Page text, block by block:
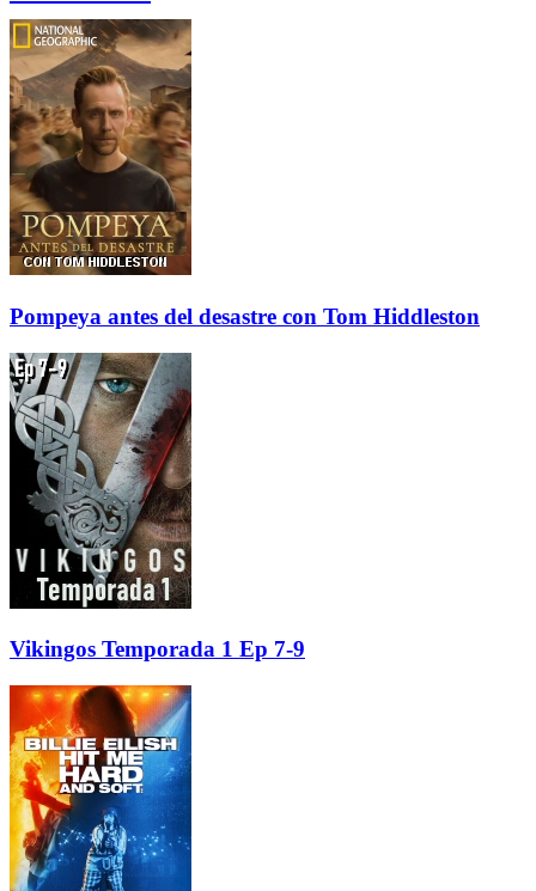
Pompeya antes del desastre con Tom Hiddleston
Vikingos Temporada 1 Ep 7-9